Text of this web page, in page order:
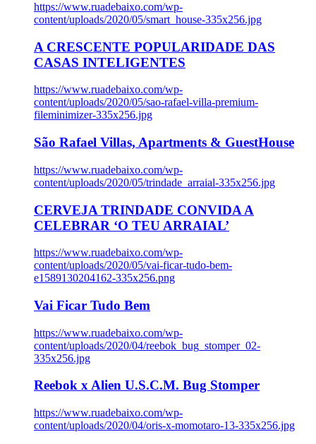
https://www.ruadebaixo.com/wp-
content/uploads/2020/05/smart_house-335x256.jpg
A CRESCENTE POPULARIDADE DAS
CASAS INTELIGENTES
https://www.ruadebaixo.com/wp-
content/uploads/2020/05/sao-rafael-villa-premium-
fileminimizer-335x256.jpg
São Rafael Villas, Apartments & GuestHouse
https://www.ruadebaixo.com/wp-
content/uploads/2020/05/trindade_arraial-335x256.jpg
CERVEJA TRINDADE CONVIDA A
CELEBRAR ‘O TEU ARRAIAL’
https://www.ruadebaixo.com/wp-
content/uploads/2020/05/vai-ficar-tudo-bem-
e1589130204162-335x256.png
Vai Ficar Tudo Bem
https://www.ruadebaixo.com/wp-
content/uploads/2020/04/reebok_bug_stomper_02-
335x256.jpg
Reebok x Alien U.S.C.M. Bug Stomper
https://www.ruadebaixo.com/wp-
content/uploads/2020/04/oris-x-momotaro-13-335x256.jpg